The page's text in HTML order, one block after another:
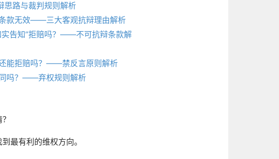
思路与裁判规则解析
条款无效——三大客观抗辩理由解析
实告知”拒赔吗？——不可抗辩条款解
还能拒赔吗？——禁反言原则解析
同吗？——弃权规则解析
最有利的维权方向。